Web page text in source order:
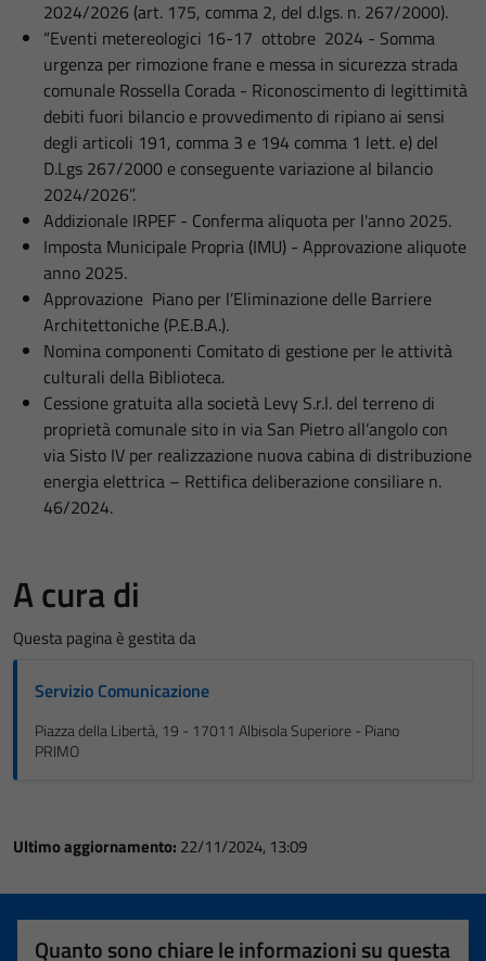
2024/2026 (art. 175, comma 2, del d.lgs. n. 267/2000).
“Eventi metereologici 16-17 ottobre 2024 - Somma
urgenza per rimozione frane e messa in sicurezza strada
comunale Rossella Corada - Riconoscimento di legittimità
debiti fuori bilancio e provvedimento di ripiano ai sensi
degli articoli 191, comma 3 e 194 comma 1 lett. e) del
D.Lgs 267/2000 e conseguente variazione al bilancio
2024/2026”.
Addizionale IRPEF - Conferma aliquota per l'anno 2025.
Imposta Municipale Propria (IMU) - Approvazione aliquote
anno 2025.
Approvazione Piano per l’Eliminazione delle Barriere
Architettoniche (P.E.B.A.).
Nomina componenti Comitato di gestione per le attività
culturali della Biblioteca.
Cessione gratuita alla società Levy S.r.l. del terreno di
proprietà comunale sito in via San Pietro all’angolo con
via Sisto IV per realizzazione nuova cabina di distribuzione
energia elettrica – Rettifica deliberazione consiliare n.
46/2024.
A cura di
Questa pagina è gestita da
Servizio Comunicazione
Piazza della Libertà, 19 - 17011 Albisola Superiore - Piano
PRIMO
Ultimo aggiornamento: 22/11/2024, 13:09
Quanto sono chiare le informazioni su questa